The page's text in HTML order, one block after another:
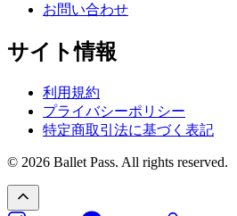
お問い合わせ
サイト情報
利用規約
プライバシーポリシー
特定商取引法に基づく表記
© 2026 Ballet Pass. All rights reserved.